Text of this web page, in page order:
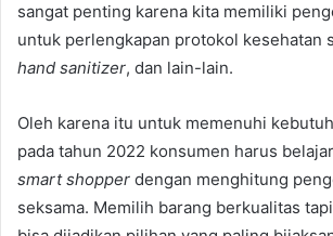
sangat penting karena kita memiliki
untuk perlengkapan protokol kesehatan
hand sanitizer, dan lain-lain.
Oleh karena itu untuk memenuhi
pada tahun 2022 konsumen harus
smart shopper dengan menghitung
seksama. Memilih barang berkualitas